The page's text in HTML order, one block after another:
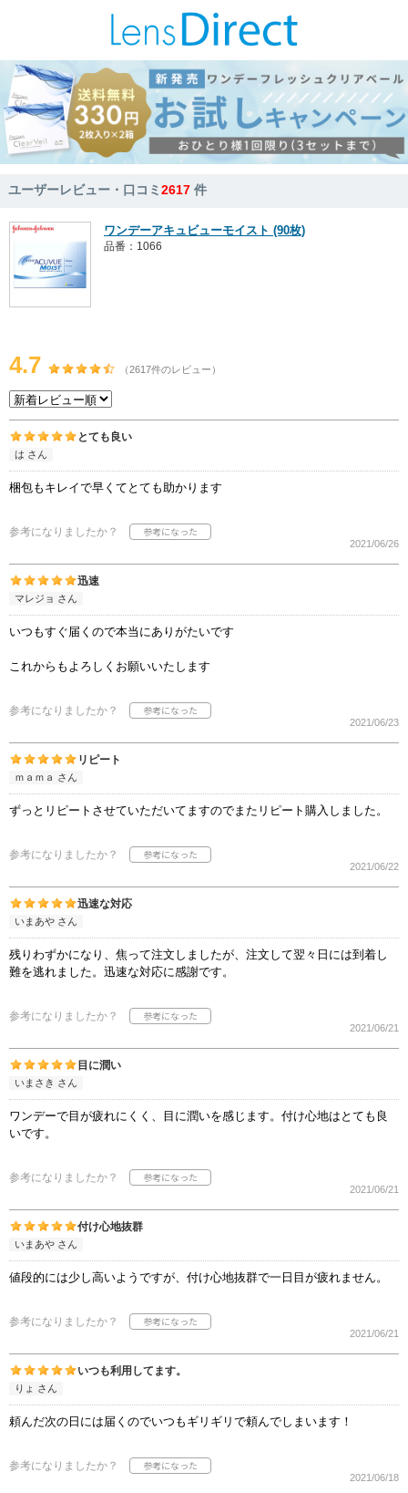
ユーザーレビュー・口コミ2617 件
ワンデーアキュビューモイスト (90枚)
品番：1066
4.7 （2617件のレビュー）
とても良い
は さん
梱包もキレイで早くてとても助かります
参考になりましたか？
2021/06/26
迅速
マレジョ さん
いつもすぐ届くので本当にありがたいです
これからもよろしくお願いいたします
参考になりましたか？
2021/06/23
リピート
ｍａｍａ さん
ずっとリピートさせていただいてますのでまたリピート購入しました。
参考になりましたか？
2021/06/22
迅速な対応
いまあや さん
残りわずかになり、焦って注文しましたが、注文して翌々日には到着し
難を逃れました。迅速な対応に感謝です。
参考になりましたか？
2021/06/21
目に潤い
いまさき さん
ワンデーで目が疲れにくく、目に潤いを感じます。付け心地はとても良
いです。
参考になりましたか？
2021/06/21
付け心地抜群
いまあや さん
値段的には少し高いようですが、付け心地抜群で一日目が疲れません。
参考になりましたか？
2021/06/21
いつも利用してます。
りょ さん
頼んだ次の日には届くのでいつもギリギリで頼んでしまいます！
参考になりましたか？
2021/06/18